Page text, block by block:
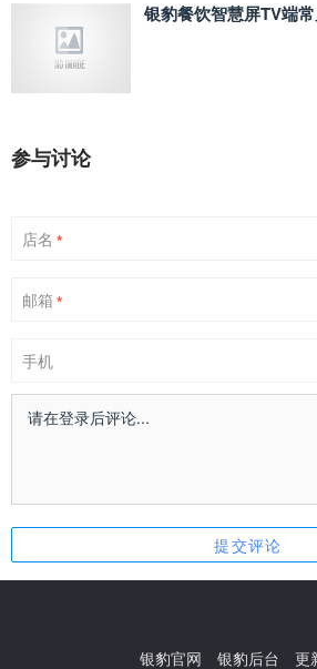
银豹餐饮智慧屏TV端
参与讨论
店名 *
邮箱 *
手机
银豹官网 银豹后台 更